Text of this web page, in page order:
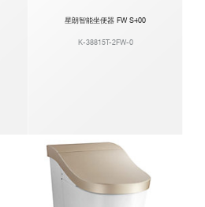
星朗智能坐便器 FW S400
K-38815T-2FW-0